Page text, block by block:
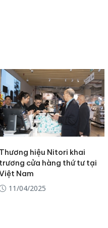
Thương hiệu Nitori khai
trương cửa hàng thứ tư tại
Nam
11/04/2025